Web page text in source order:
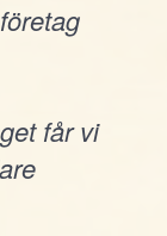
får vi